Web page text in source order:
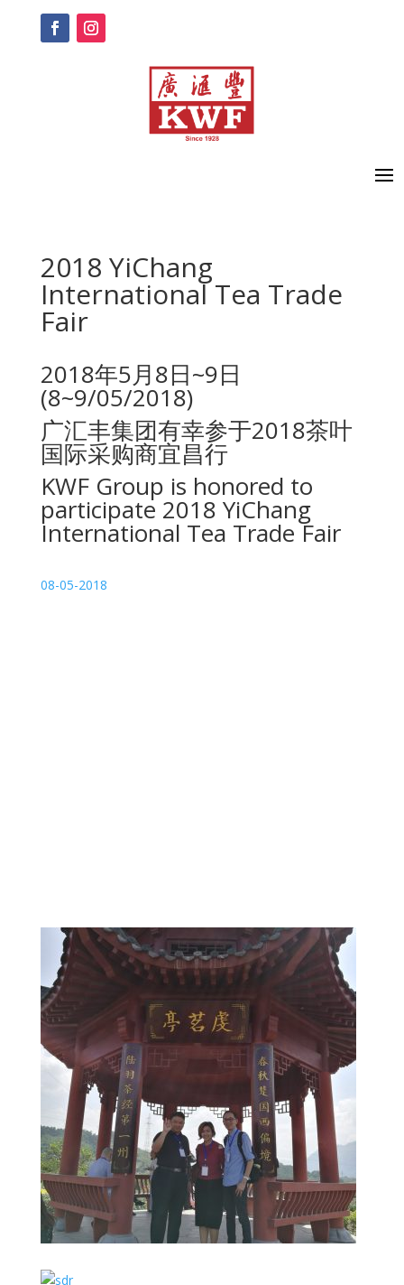
2018 YiChang
International Tea Trade
Fair
2018年5月8日~9日
(8~9/05/2018)
广汇丰集团有幸参于2018茶叶
国际采购商宜昌行
KWF Group is honored to
participate 2018 YiChang
International Tea Trade Fair
08-05-2018